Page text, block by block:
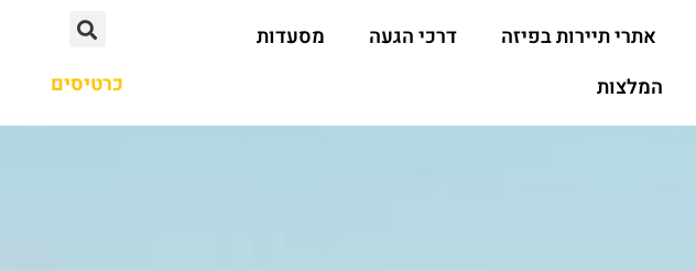
אתרי תיירות בפיזה דרכי הגעה
מסעדות
המלצות כרטיסים